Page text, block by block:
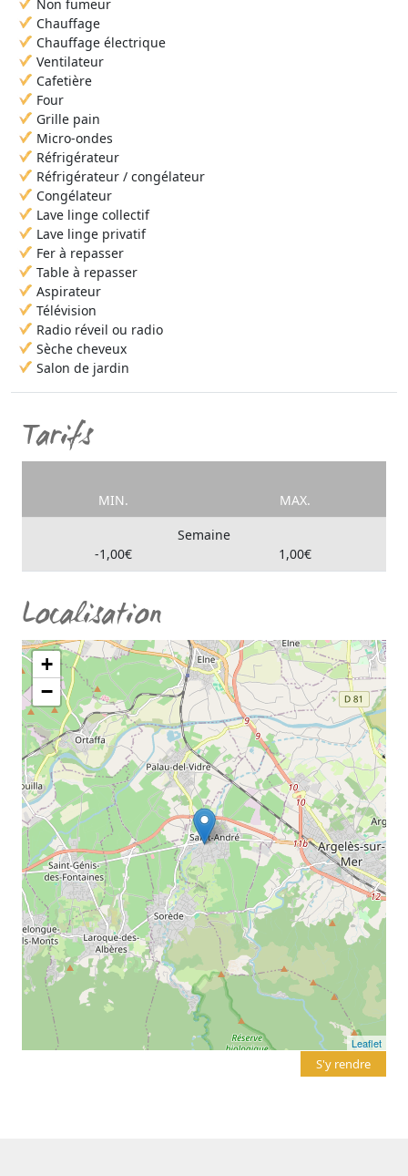
Non fumeur
Chauffage
Chauffage électrique
Ventilateur
Cafetière
Four
Grille pain
Micro-ondes
Réfrigérateur
Réfrigérateur / congélateur
Congélateur
Lave linge collectif
Lave linge privatif
Fer à repasser
Table à repasser
Aspirateur
Télévision
Radio réveil ou radio
Sèche cheveux
Salon de jardin
Tarifs
MIN.
MAX.
Semaine
-1,00€
1,00€
Localisation
+
−
Leaflet
S'y rendre